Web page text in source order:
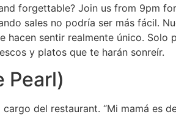
forgettable? Join us from 9pm
sales no podría ser más fácil.
hacen sentir realmente único. Solo
y platos que te harán sonreír.
Pearl)
del restaurant. “Mi mamá es